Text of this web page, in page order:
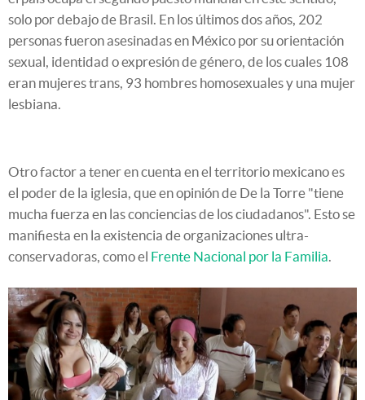
solo por debajo de Brasil. En los últimos dos años, 202
personas fueron asesinadas en México por su orientación
sexual, identidad o expresión de género, de los cuales 108
eran mujeres trans, 93 hombres homosexuales y una mujer
lesbiana.
Otro factor a tener en cuenta en el territorio mexicano es
el poder de la iglesia, que en opinión de De la Torre "tiene
mucha fuerza en las conciencias de los ciudadanos". Esto se
manifiesta en la existencia de organizaciones ultra-
conservadoras, como el Frente Nacional por la Familia